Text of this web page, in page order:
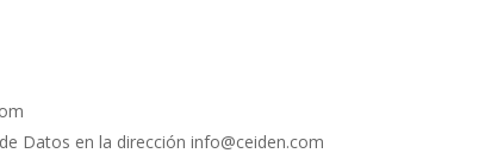
Datos en la dirección info@ceiden.com